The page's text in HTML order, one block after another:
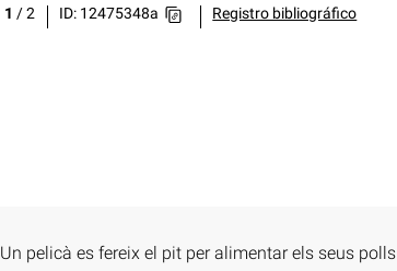
1 /2 ID: 12475348a Registro bibliográfico
Un pelicà es fereix el pit per alimentar els seus polls